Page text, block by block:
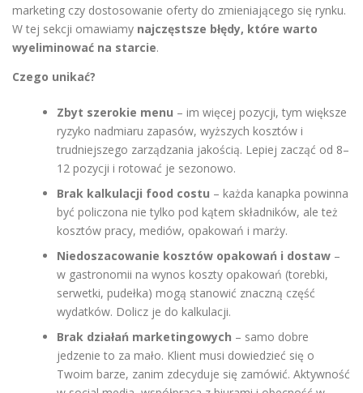
marketing czy dostosowanie oferty do zmieniającego się rynku.
W tej sekcji omawiamy najczęstsze błędy, które warto
wyeliminować na starcie.
Czego unikać?
Zbyt szerokie menu – im więcej pozycji, tym większe
ryzyko nadmiaru zapasów, wyższych kosztów i
trudniejszego zarządzania jakością. Lepiej zacząć od 8–
12 pozycji i rotować je sezonowo.
Brak kalkulacji food costu – każda kanapka powinna
być policzona nie tylko pod kątem składników, ale też
kosztów pracy, mediów, opakowań i marży.
Niedoszacowanie kosztów opakowań i dostaw –
w gastronomii na wynos koszty opakowań (torebki,
serwetki, pudełka) mogą stanowić znaczną część
wydatków. Dolicz je do kalkulacji.
Brak działań marketingowych – samo dobre
jedzenie to za mało. Klient musi dowiedzieć się o
Twoim barze, zanim zdecyduje się zamówić. Aktywność